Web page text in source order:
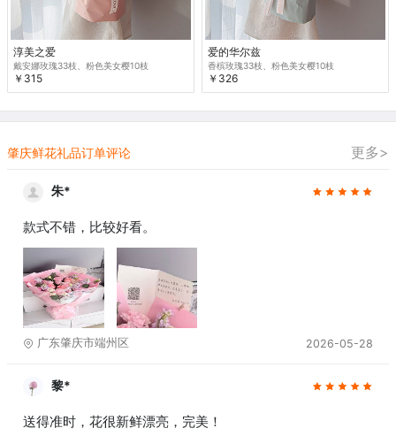
淳美之爱
戴安娜玫瑰33枝、粉色美女樱10枝
￥315
爱的华尔兹
香槟玫瑰33枝、粉色美女樱10枝
￥326
更多>
肇庆鲜花礼品订单评论
朱*
款式不错，比较好看。
广东肇庆市端州区 2026-05-28
黎*
送得准时，花很新鲜漂亮，完美！